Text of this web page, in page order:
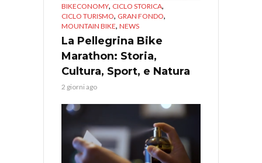
BIKECONOMY, CICLO STORICA,
CICLO TURISMO, GRAN FONDO,
MOUNTAIN BIKE, NEWS
La Pellegrina Bike
Marathon: Storia,
Cultura, Sport, e Natura
2 giorni ago